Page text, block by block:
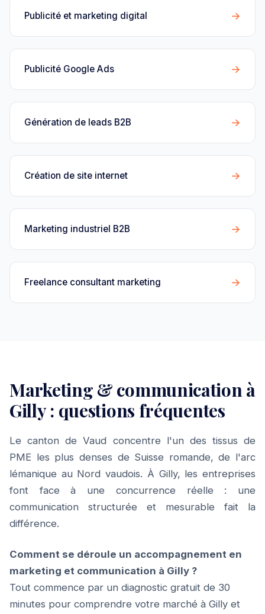
Publicité et marketing digital →
Publicité Google Ads →
Génération de leads B2B →
Création de site internet →
Marketing industriel B2B →
Freelance consultant marketing →
Marketing & communication à
Gilly : questions fréquentes
Le canton de Vaud concentre l'un des tissus de
PME les plus denses de Suisse romande, de l'arc
lémanique au Nord vaudois. À Gilly, les entreprises
font face à une concurrence réelle : une
communication structurée et mesurable fait la
différence.
Comment se déroule un accompagnement en
marketing et communication à Gilly ?
Tout commence par un diagnostic gratuit de 30
minutes pour comprendre votre marché à Gilly et